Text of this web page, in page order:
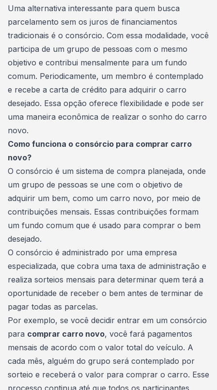
Uma alternativa interessante para quem busca
parcelamento sem os juros de financiamentos
tradicionais é o consórcio. Com essa modalidade, você
participa de um grupo de pessoas com o mesmo
objetivo e contribui mensalmente para um fundo
comum. Periodicamente, um membro é contemplado
e recebe a carta de crédito para adquirir o carro
desejado. Essa opção oferece flexibilidade e pode ser
uma maneira econômica de realizar o sonho do carro
novo.
Como funciona o consórcio para comprar carro
novo?
O consórcio é um sistema de compra planejada, onde
um grupo de pessoas se une com o objetivo de
adquirir um bem, como um carro novo, por meio de
contribuições mensais. Essas contribuições formam
um fundo comum que é usado para comprar o bem
desejado.
O consórcio é administrado por uma empresa
especializada, que cobra uma taxa de administração e
realiza sorteios mensais para determinar quem terá a
oportunidade de receber o bem antes de terminar de
pagar todas as parcelas.
Por exemplo, se você decidir entrar em um consórcio
para comprar carro novo, você fará pagamentos
mensais de acordo com o valor total do veículo. A
cada mês, alguém do grupo será contemplado por
sorteio e receberá o valor para comprar o carro. Esse
processo continua até que todos os participantes